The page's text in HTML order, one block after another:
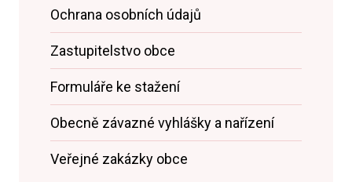
Ochrana osobních údajů
Zastupitelstvo obce
Formuláře ke stažení
Obecně závazné vyhlášky a nařízení
Veřejné zakázky obce